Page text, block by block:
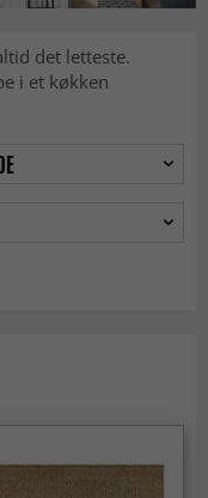
det letteste.
i et køkken